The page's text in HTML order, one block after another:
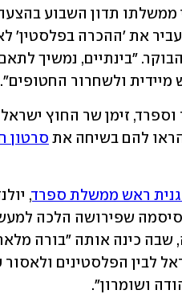
מיידית ולשחרור החטופים".
הראו להם בשיחה את
ראש ממשלת ספרד
ושומרון".